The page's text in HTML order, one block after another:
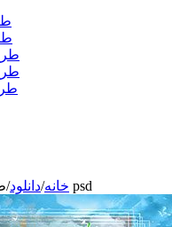
خانه/دانلود/ طرح لایه باز بنر شهری ولادت امام رضا psd